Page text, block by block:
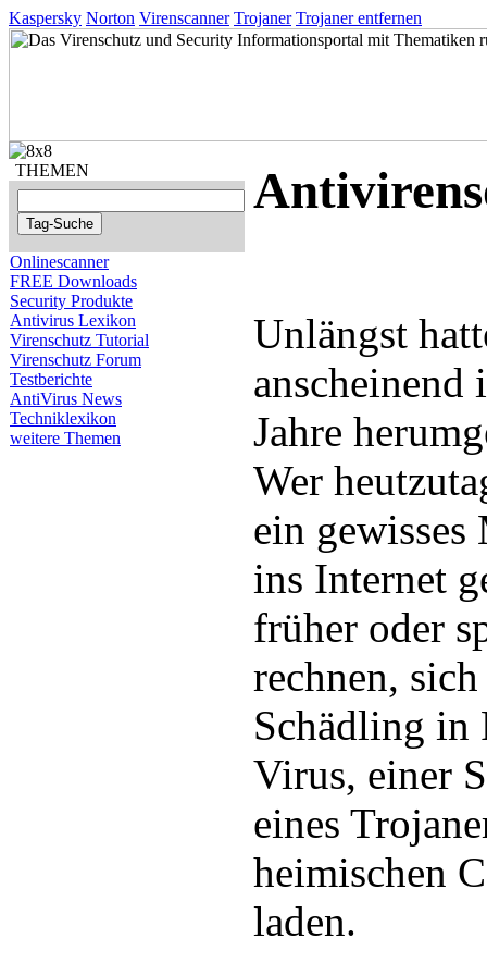
Kaspersky Norton Virenscanner Trojaner Trojaner entfernen
THEMEN
Onlinescanner
FREE Downloads
Security Produkte
Antivirus Lexikon
Virenschutz Tutorial
Virenschutz Forum
Testberichte
AntiVirus News
Techniklexikon
weitere Themen
Unlängst
anscheinend
Jahre
Wer
ein gewisses
ins Internet
früher oder
rechnen,
Schädling in
Virus, einer
eines
heimischen
laden.